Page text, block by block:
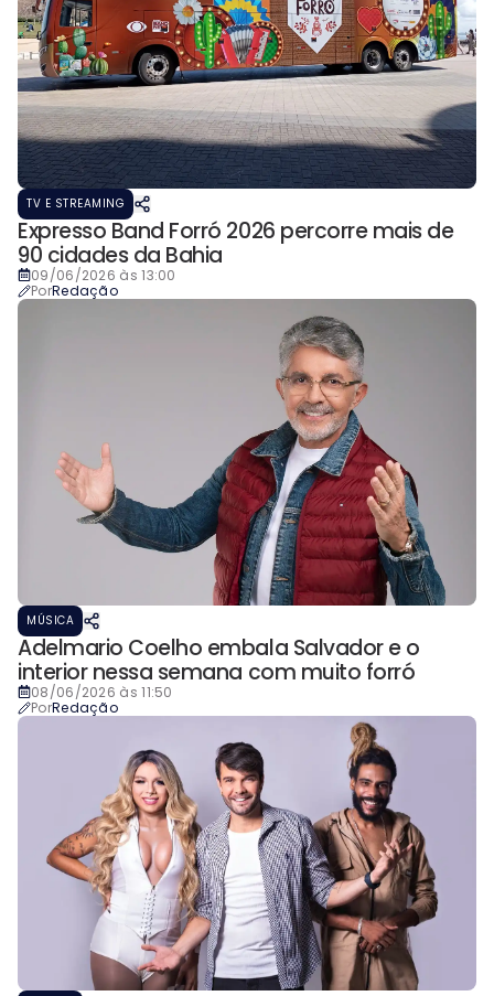
TV E STREAMING
Expresso Band Forró 2026 percorre mais de
90 cidades da Bahia
09/06/2026 às 13:00
PorRedação
MÚSICA
Adelmario Coelho embala Salvador e o
interior nessa semana com muito forró
08/06/2026 às 11:50
PorRedação